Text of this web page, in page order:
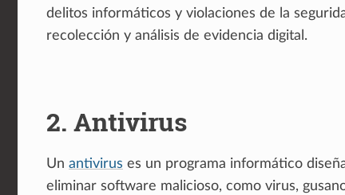
delitos informáticos y violaciones de la
recolección y análisis de evidencia digital.
2. Antivirus
Un antivirus es un programa informático
eliminar software malicioso, como virus,